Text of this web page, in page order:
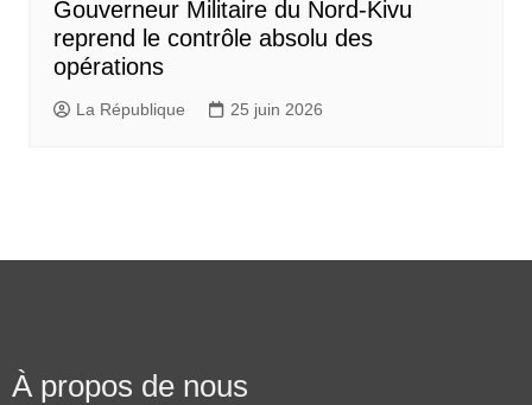
Gouverneur Militaire du Nord-Kivu
reprend le contrôle absolu des
opérations
La République 25 juin 2026
À propos de nous